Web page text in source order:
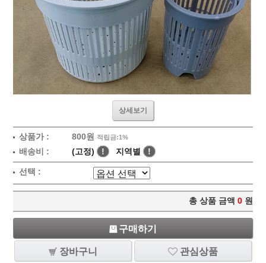
상세보기
상품가 : 800원 적립금:1%
배송비 : (고정) ! 지역별 !
선택 :
총 상품 금액 0 원
구매하기
장바구니 관심상품